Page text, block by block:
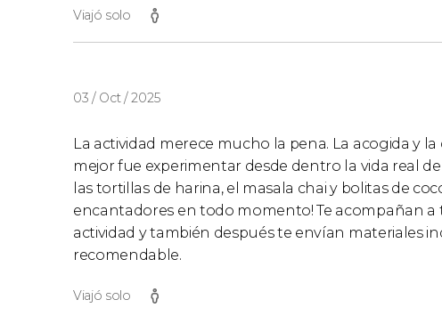
Viajó solo
03 / Oct / 2025
La actividad merece mucho la pena. La acogida y
mejor fue experimentar desde dentro la vida real
las tortillas de harina, el masala chai y bolitas de
encantadores en todo momento! Te acompañan a
actividad y también después te envían materiales
recomendable.
Viajó solo